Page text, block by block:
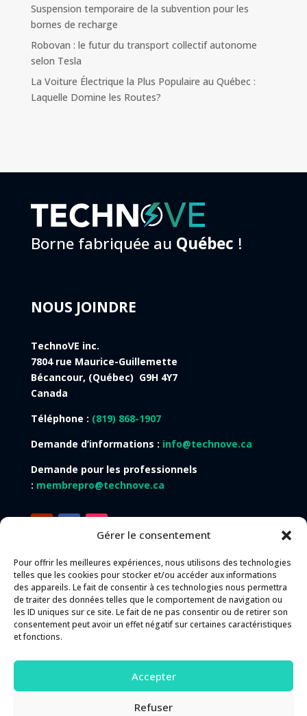
Gérer le consentement
Pour offrir les meilleures expériences, nous utilisons des technologies
telles que les cookies pour stocker et/ou accéder aux informations
des appareils. Le fait de consentir à ces technologies nous permettra
de traiter des données telles que le comportement de navigation ou
les ID uniques sur ce site. Le fait de ne pas consentir ou de retirer son
consentement peut avoir un effet négatif sur certaines caractéristiques
et fonctions.
Accepter
Refuser
Suspension temporaire de la subvention pour les
bornes de recharge
Robovan : le futur du transport collectif autonome
selon Tesla
La Voiture Électrique la Plus Populaire au Québec :
Laquelle Domine les Routes?
Borne fabriquée au Québec !
NOUS JOINDRE
TechnoVE inc.
7804 rue Maurice-Guillemette
Bécancour, (Québec) G9H 4Y7
Canada
Téléphone : (819) 868-1907
Demande d’informations : info@technove.ca
Demande pour les professionnels
: membrepro@technove.ca
Langues du site Web :
Français
English Español
Besoin d’aide ? Faites une demande
d’assistance